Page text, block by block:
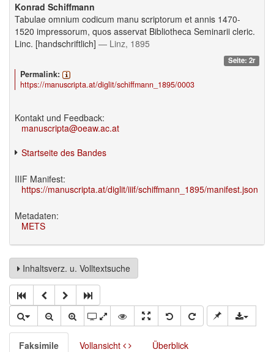
Konrad Schiffmann
Tabulae omnium codicum manu scriptorum et annis 1470-
1520 impressorum, quos asservat Bibliotheca Seminarii cleric.
Linc. [handschriftlich] — Linz, 1895
Seite: 2r
Permalink:
https://manuscripta.at/diglit/schiffmann_1895/0003
Kontakt und Feedback:
manuscripta@oeaw.ac.at
Startseite des Bandes
IIIF Manifest:
https://manuscripta.at/diglit/iiif/schiffmann_1895/manifest.json
Metadaten:
METS
Inhaltsverz. u. Volltextsuche
Faksimile Vollansicht Überblick